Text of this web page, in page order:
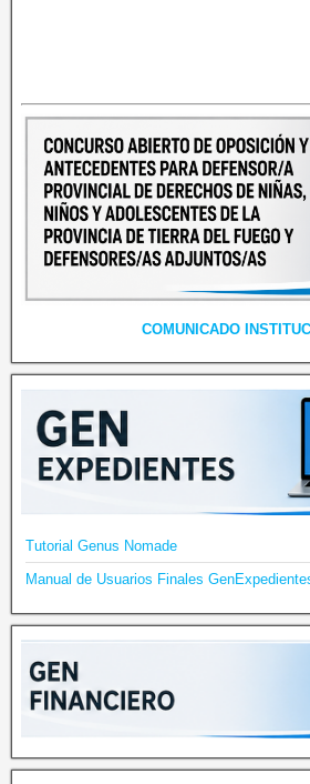
COMUNICADO
Tutorial Genus Nomade
Manual de Usuarios Finales